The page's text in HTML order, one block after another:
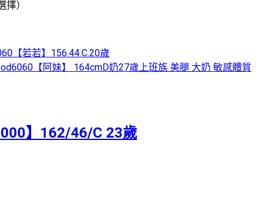
擇）
【若若】156.44.C.20歲
【阿妹】 164cmD奶27歲上班族 美腿 大奶 敏感體質
】162/46/C 23歲